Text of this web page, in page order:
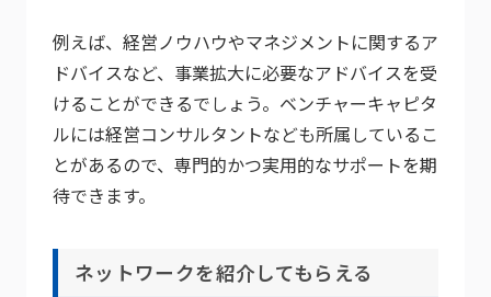
例えば、経営ノウハウやマネジメントに関するア
ドバイスなど、事業拡大に必要なアドバイスを受
けることができるでしょう。ベンチャーキャピタ
ルには経営コンサルタントなども所属しているこ
とがあるので、専門的かつ実用的なサポートを期
待できます。
ネットワークを紹介してもらえる